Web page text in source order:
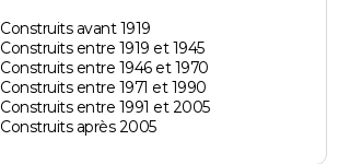
Construits avant 1919
Construits entre 1919 et 1945
Construits entre 1946 et 1970
Construits entre 1971 et 1990
Construits entre 1991 et 2005
Construits après 2005